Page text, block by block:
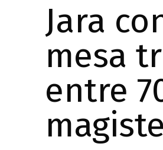
Jara
mesa
entre